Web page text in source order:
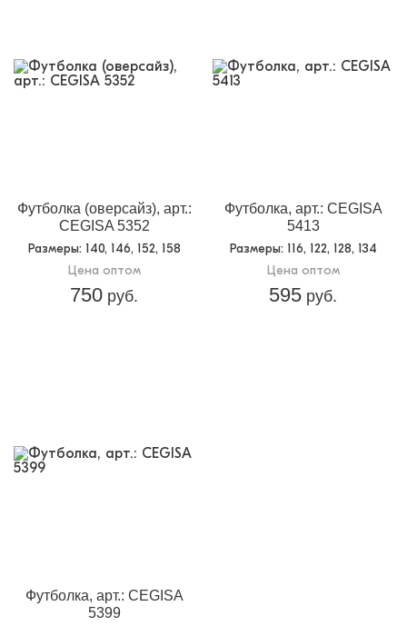
Футболка (оверсайз), арт.:
CEGISA 5352
Размеры: 140, 146, 152, 158
Цена оптом
750 руб.
Футболка, арт.: CEGISA
5413
Размеры: 116, 122, 128, 134
Цена оптом
595 руб.
Футболка, арт.: CEGISA
5399